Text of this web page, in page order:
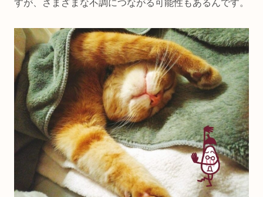
すが、さまざまな不調につながる可能性もあるんです。